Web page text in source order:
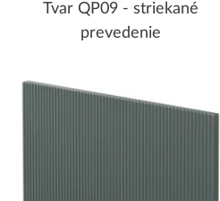
Tvar QP09 - striekané
prevedenie